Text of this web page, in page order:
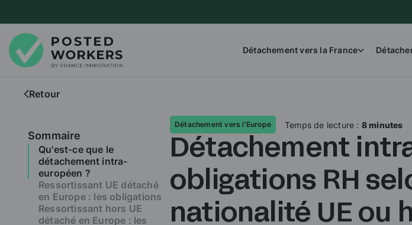
Détachement vers la France
Retour
Sommaire
Qu'est-ce que le
détachement intra-
européen ?
Ressortissant UE détaché
en Europe : les obligations
Ressortissant hors UE
détaché en Europe : les
Détachement vers l'Europe Temps de lecture : 8 minutes
Détachement
obligations RH
nationalité UE ou